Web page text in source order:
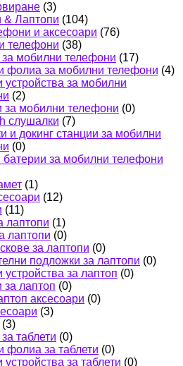
(3)
& Лаптопи (104)
и аксесоари (76)
телефони (38)
мобилни телефони (17)
фолиа за мобилни телефони (4)
устройства за мобилни
(2)
за мобилни телефони (0)
слушалки (7)
и докинг станции за мобилни
(0)
за мобилни телефони
(1)
(12)
(11)
лаптопи (1)
лаптопи (0)
за лаптопи (0)
подложки за лаптопи (0)
за лаптоп (0)
за лаптоп (0)
аксесоари (0)
(3)
(3)
таблети (0)
фолиа за таблети (0)
за таблети (0)